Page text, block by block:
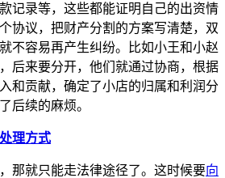
记录等，这些都能证明自己的出资情
协议，把财产分割的方案写清楚，双
不容易再产生纠纷。比如小王和小赵
后来要分开，他们就通过协商，根据
和贡献，确定了小店的归属和利润分
后续的麻烦。
处理方式
那就只能走法律途径了。这时候要向